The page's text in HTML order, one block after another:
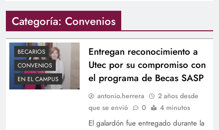
Categoría: Convenios
BECARIOS
CONVENIOS
EN EL CAMPUS
Entregan reconocimiento a
Utec por su compromiso con
el programa de Becas SASP
antonio.herrera
2 años desde
que se envió
0 4 minutos
El galardón fue entregado durante la